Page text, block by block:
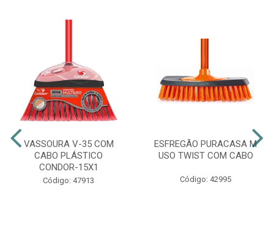
VASSOURA V-35 COM
CABO PLÁSTICO
CONDOR-15X1
Código: 47913
ESFREGÃO PURACASA M
USO TWIST COM CABO
Código: 42995